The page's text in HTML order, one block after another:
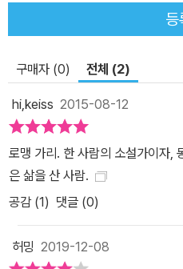
등
구매자 (0) 전체 (2)
hi,keiss 2015-08-12
로맹 가리. 한 사람의 소설가이자,
은 삶을 산 사람.
공감 (1) 댓글 (0)
허밍 2019-12-08